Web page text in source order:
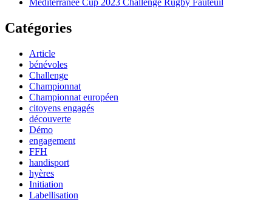
Méditerranée Cup 2023 Challenge Rugby Fauteuil
Catégories
Article
bénévoles
Challenge
Championnat
Championnat européen
citoyens engagés
découverte
Démo
engagement
FFH
handisport
hyères
Initiation
Labellisation